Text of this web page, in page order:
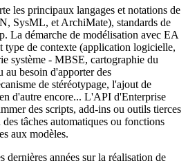
les principaux langages et notations de
SysML, et ArchiMate), standards de
La démarche de modélisation avec EA
type de contexte (application logicielle,
système - MBSE, cartographie du
au besoin d'apporter des
de stéréotypage, l'ajout de
d'autre encore... L'API d'Enterprise
des scripts, add-ins ou outils tierces
tâches automatiques ou fonctions
aux modèles.
dernières années sur la réalisation de